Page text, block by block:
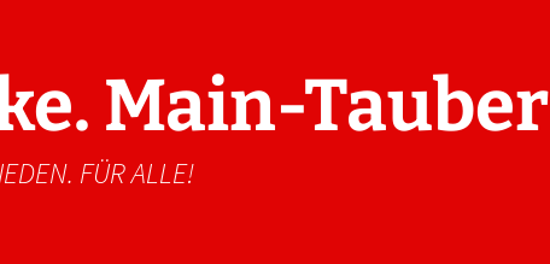
Main-Tauber
FÜR ALLE!